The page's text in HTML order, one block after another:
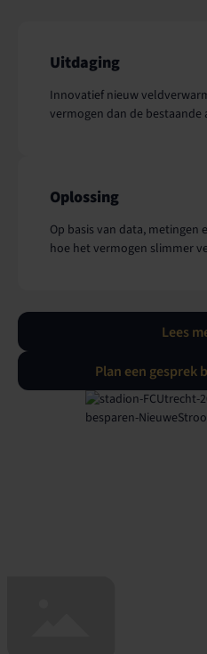
Uitdaging
Innovatief nieuw
vermogen dan de
Oplossing
Op basis van data, metingen
hoe het vermogen slimmer
Lees
Plan een gesprek